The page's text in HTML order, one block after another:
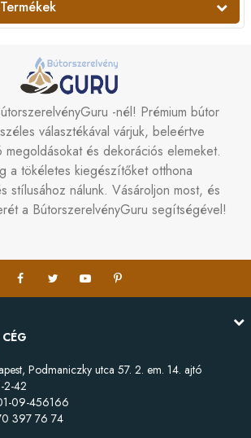
-nél! Prémium bútor
választékával várjuk, beleértve
megoldásokat és dekorációs elemeket.
a tökéletes kiegészítőket otthona
stílusához nálunk. Vásároljon most, és
a BútorszerelvényGuru segítségével!
Podmaniczky utca 57. 2. em. 14. ajtó
2-42
09-456166
397 76 74